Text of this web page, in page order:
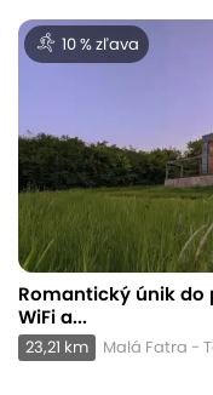
10 % zľava
Romantický únik do
WiFi a...
23,21 km Malá Fatra -